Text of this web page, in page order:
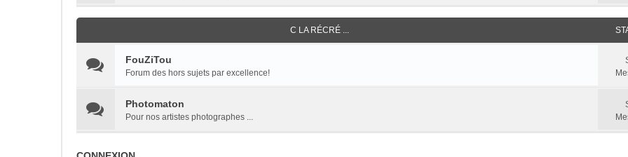
C LA RÉCRÉ ...
FouZiTou
Forum des hors sujets par excellence!
Photomaton
Pour nos artistes photographes ...